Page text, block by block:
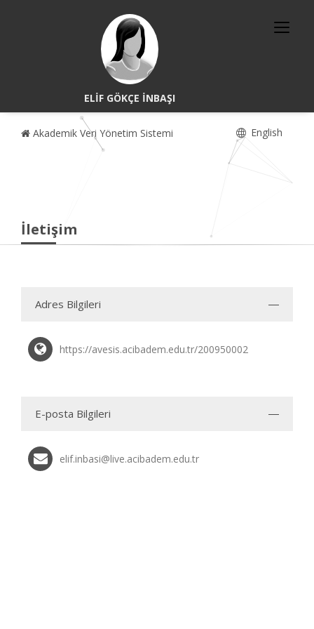
ELİF GÖKÇE İNBAŞI
Akademik Veri Yönetim Sistemi English
İletişim
Adres Bilgileri
https://avesis.acibadem.edu.tr/200950002
E-posta Bilgileri
elif.inbasi@live.acibadem.edu.tr